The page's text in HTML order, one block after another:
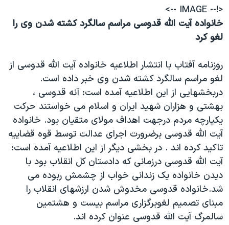
<!-- IMAGE -->
خانواده آيت الله قدوسی مراسم سالگرد کشته شدن وی را
لغو کرد
روزنامه آفتاب با انتشار اطلاعيه خانواده آيت الله قدوسی از
لغو مراسم سالگرد کشته شدن وی خبر داده است.
دربخشهايی از اين اطلاعيه آمده است: آنه قدوسی ،
بهشتی و هزاران شهيد ايران و اسلام می خواستند حرکت
يکپارچه مردم درجهت اهداف مولای متقيان بود. خانواده
آيت الله قدوسی برضرورت اجرای عدالت توسط قوه قضاييه
تاکيد کرده اند . در بخشی ديگر از اين اطلاعيه آمده است:
آيت الله قدوسی درزمانی که دادستان کل انقلاب بود با
ديدن خانواده يک زندانی خواب از چشمش ربوده می
شد.خانواده قدوسی مخدوش شدن ارزشهای انقلاب را
مبنای تصميم لغوبرگزاری مراسم بيست و هشتمين
سالمرگ آيت الله قدوسی عنوان کرده اند.